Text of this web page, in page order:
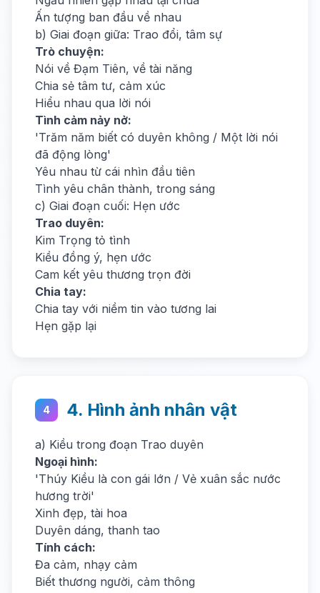
Ấn tượng ban đầu về nhau
b) Giai đoạn giữa: Trao đổi, tâm sự
Trò chuyện:
Nói về Đạm Tiên, về tài năng
Chia sẻ tâm tư, cảm xúc
Hiểu nhau qua lời nói
Tình cảm nảy nở:
'Trăm năm biết có duyên không / Một lời nói
đã động lòng'
Yêu nhau từ cái nhìn đầu tiên
Tình yêu chân thành, trong sáng
c) Giai đoạn cuối: Hẹn ước
Trao duyên:
Kim Trọng tỏ tình
Kiều đồng ý, hẹn ước
Cam kết yêu thương trọn đời
Chia tay:
Chia tay với niềm tin vào tương lai
Hẹn gặp lại
4 4. Hình ảnh nhân vật
a) Kiều trong đoạn Trao duyên
Ngoại hình:
'Thúy Kiều là con gái lớn / Vẻ xuân sắc nước
hương trời'
Xinh đẹp, tài hoa
Duyên dáng, thanh tao
Tính cách:
Đa cảm, nhạy cảm
Biết thương người, cảm thông